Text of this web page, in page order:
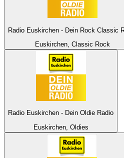
Radio Euskirchen - Dein Rock Classic
Euskirchen, Classic Rock
Radio Euskirchen - Dein Oldie Radio
Euskirchen, Oldies